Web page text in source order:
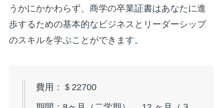
うかにかかわらず、商学の卒業証書はあなたに進
歩するための基本的なビジネスとリーダーシップ
のスキルを学ぶことができます。
費用：＄22700